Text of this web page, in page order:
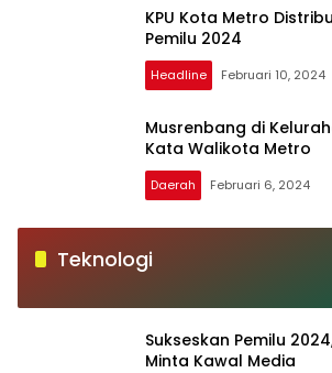
KPU Kota Metro
Pemilu 2024
Headline Februari 10, 2024
Musrenbang di
Kata Walikota Metro
Daerah Februari 6, 2024
Teknologi
Sukseskan Pemilu
Minta Kawal Media